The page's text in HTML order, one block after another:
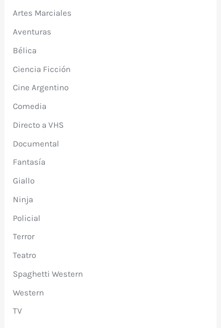
Artes Marciales
Aventuras
Bélica
Ciencia Ficción
Cine Argentino
Comedia
Directo a VHS
Documental
Fantasía
Giallo
Ninja
Policial
Terror
Teatro
Spaghetti Western
Western
TV